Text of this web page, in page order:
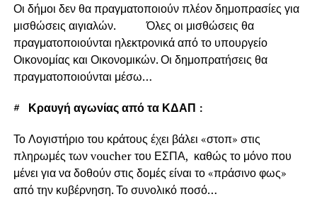
Οι δήμοι δεν θα πραγματοποιούν πλέον δημοπρασίες για
μισθώσεις αιγιαλών. Όλες οι μισθώσεις θα
πραγματοποιούνται ηλεκτρονικά από το υπουργείο
Οικονομίας και Οικονομικών. Οι δημοπρατήσεις θα
πραγματοποιούνται μέσω…
#
Κραυγή αγωνίας από τα ΚΔΑΠ :
Το Λογιστήριο του κράτους έχει βάλει «στοπ» στις
πληρωμές των voucher του ΕΣΠΑ, καθώς το μόνο που
μένει για να δοθούν στις δομές είναι το «πράσινο φως»
από την κυβέρνηση. Το συνολικό ποσό…